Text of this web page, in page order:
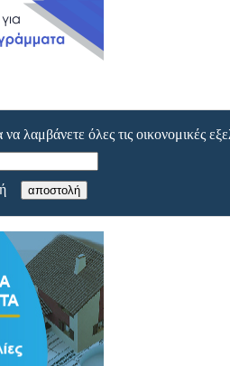
λαμβάνετε όλες τις οικονομικές
αποστολή